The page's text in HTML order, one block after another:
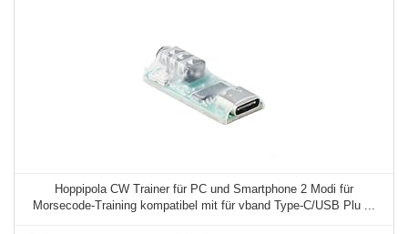
Hoppipola CW Trainer für PC und Smartphone 2 Modi für
Morsecode-Training kompatibel mit für vband Type-C/USB Plu ...